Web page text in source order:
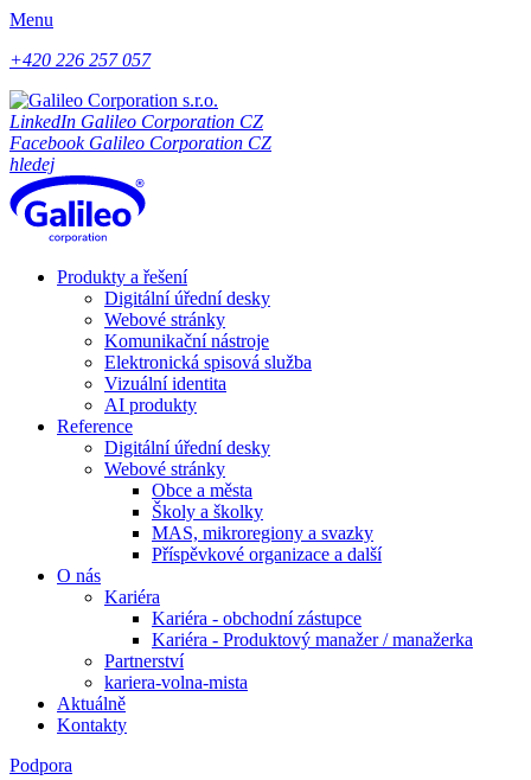
Menu
+420 226 257 057
LinkedIn Galileo Corporation CZ
Facebook Galileo Corporation CZ
hledej
Produkty a řešení
Digitální úřední desky
Webové stránky
Komunikační nástroje
Elektronická spisová služba
Vizuální identita
AI produkty
Reference
Digitální úřední desky
Webové stránky
Obce a města
Školy a školky
MAS, mikroregiony a svazky
Příspěvkové organizace a další
O nás
Kariéra
Kariéra - obchodní zástupce
Kariéra - Produktový manažer / manažerka
Partnerství
kariera-volna-mista
Aktuálně
Kontakty
Podpora